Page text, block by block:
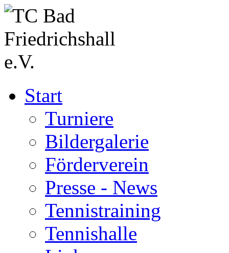
Start
Turniere
Bildergalerie
Förderverein
Presse - News
Tennistraining
Tennishalle